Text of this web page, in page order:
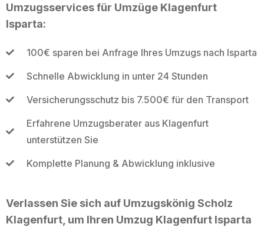
Umzugsservices für Umzüge Klagenfurt
Isparta:
100€ sparen bei Anfrage Ihres Umzugs nach Isparta
Schnelle Abwicklung in unter 24 Stunden
Versicherungsschutz bis 7.500€ für den Transport
Erfahrene Umzugsberater aus Klagenfurt
unterstützen Sie
Komplette Planung & Abwicklung inklusive
Verlassen Sie sich auf Umzugskönig Scholz
Klagenfurt, um Ihren Umzug Klagenfurt Isparta